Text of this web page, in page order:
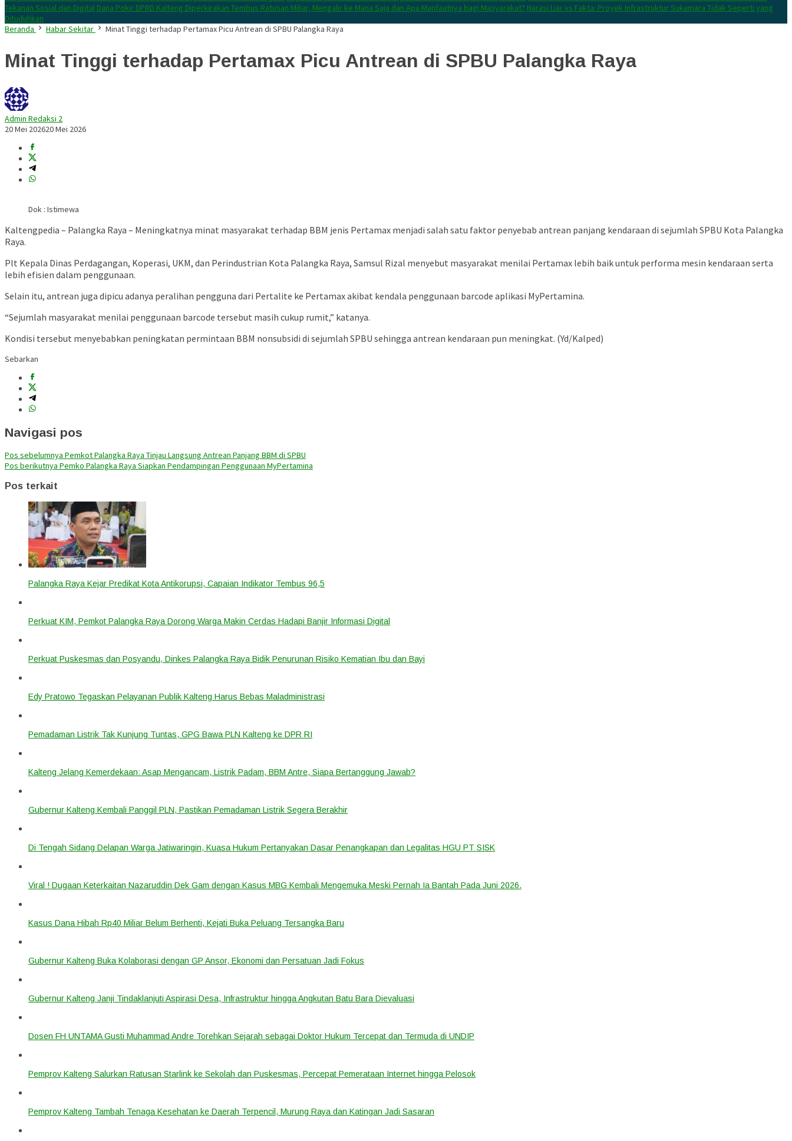
Tekanan Sosial dan Digital Dana Pokir DPRD Kalteng Diperkirakan Tembus Ratusan Miliar, Mengalir ke Mana Saja dan Apa Manfaatnya bagi Masyarakat? Narasi Liar vs Fakta: Proyek Infrastruktur Sukamara Tidak Seperti yang
Dituduhkan
Beranda
Habar Sekitar Minat Tinggi terhadap Pertamax Picu Antrean di SPBU Palangka Raya
Minat Tinggi terhadap Pertamax Picu Antrean di SPBU Palangka Raya
Admin Redaksi 2
20 Mei 202620 Mei 2026
Dok : Istimewa
Kaltengpedia – Palangka Raya – Meningkatnya minat masyarakat terhadap BBM jenis Pertamax menjadi salah satu faktor penyebab antrean panjang kendaraan di sejumlah SPBU Kota Palangka
Raya.
Plt Kepala Dinas Perdagangan, Koperasi, UKM, dan Perindustrian Kota Palangka Raya, Samsul Rizal menyebut masyarakat menilai Pertamax lebih baik untuk performa mesin kendaraan serta
lebih efisien dalam penggunaan.
Selain itu, antrean juga dipicu adanya peralihan pengguna dari Pertalite ke Pertamax akibat kendala penggunaan barcode aplikasi MyPertamina.
“Sejumlah masyarakat menilai penggunaan barcode tersebut masih cukup rumit,” katanya.
Kondisi tersebut menyebabkan peningkatan permintaan BBM nonsubsidi di sejumlah SPBU sehingga antrean kendaraan pun meningkat. (Yd/Kalped)
Sebarkan
Navigasi pos
Pos sebelumnya Pemkot Palangka Raya Tinjau Langsung Antrean Panjang BBM di SPBU
Pos berikutnya Pemko Palangka Raya Siapkan Pendampingan Penggunaan MyPertamina
Pos terkait
Palangka Raya Kejar Predikat Kota Antikorupsi, Capaian Indikator Tembus 96,5
Perkuat KIM, Pemkot Palangka Raya Dorong Warga Makin Cerdas Hadapi Banjir Informasi Digital
Perkuat Puskesmas dan Posyandu, Dinkes Palangka Raya Bidik Penurunan Risiko Kematian Ibu dan Bayi
Edy Pratowo Tegaskan Pelayanan Publik Kalteng Harus Bebas Maladministrasi
Pemadaman Listrik Tak Kunjung Tuntas, GPG Bawa PLN Kalteng ke DPR RI
Kalteng Jelang Kemerdekaan: Asap Mengancam, Listrik Padam, BBM Antre, Siapa Bertanggung Jawab?
Gubernur Kalteng Kembali Panggil PLN, Pastikan Pemadaman Listrik Segera Berakhir
Di Tengah Sidang Delapan Warga Jatiwaringin, Kuasa Hukum Pertanyakan Dasar Penangkapan dan Legalitas HGU PT SISK
Viral ! Dugaan Keterkaitan Nazaruddin Dek Gam dengan Kasus MBG Kembali Mengemuka Meski Pernah Ia Bantah Pada Juni 2026.
Kasus Dana Hibah Rp40 Miliar Belum Berhenti, Kejati Buka Peluang Tersangka Baru
Gubernur Kalteng Buka Kolaborasi dengan GP Ansor, Ekonomi dan Persatuan Jadi Fokus
Gubernur Kalteng Janji Tindaklanjuti Aspirasi Desa, Infrastruktur hingga Angkutan Batu Bara Dievaluasi
Dosen FH UNTAMA Gusti Muhammad Andre Torehkan Sejarah sebagai Doktor Hukum Tercepat dan Termuda di UNDIP
Pemprov Kalteng Salurkan Ratusan Starlink ke Sekolah dan Puskesmas, Percepat Pemerataan Internet hingga Pelosok
Pemprov Kalteng Tambah Tenaga Kesehatan ke Daerah Terpencil, Murung Raya dan Katingan Jadi Sasaran